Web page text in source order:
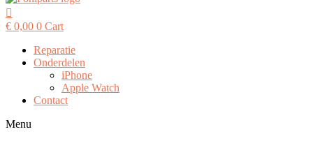
€ 0,00 0 Cart
Reparatie
Onderdelen
iPhone
Apple Watch
Contact
Menu